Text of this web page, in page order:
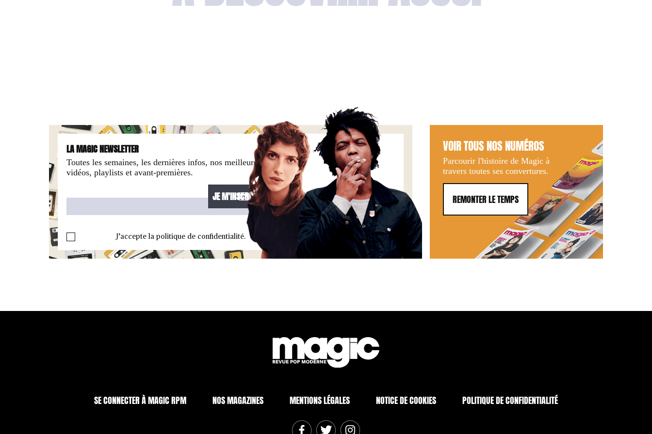
LA MAGIC NEWSLETTER
Toutes les semaines, les dernières infos, nos meilleures offres,
vidéos, playlists et avant-premières.
J’accepte la politique de confidentialité.
VOIR TOUS NOS NUMÉROS
Parcourir l'histoire de Magic à
travers toutes ses convertures.
REMONTER LE TEMPS
SE CONNECTER À MAGIC RPM NOS MAGAZINES MENTIONS LÉGALES NOTICE DE COOKIES POLITIQUE DE CONFIDENTIALITÉ